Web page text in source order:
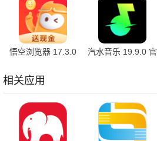
悟空浏览器 17.3.0
汽水音乐 19.9.0 官
相关应用